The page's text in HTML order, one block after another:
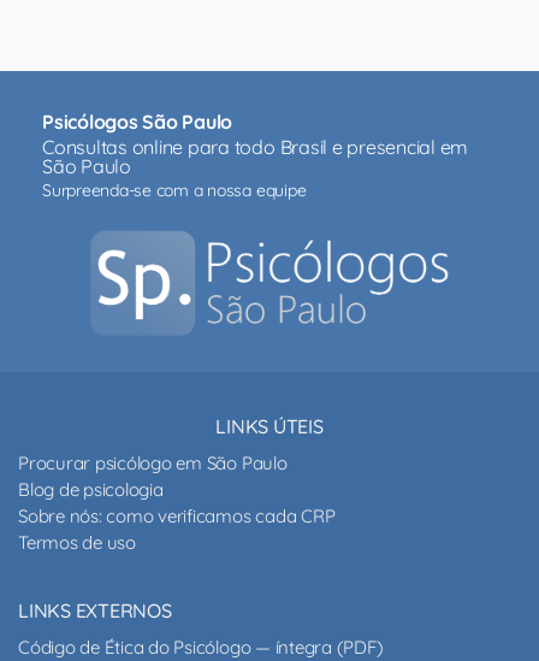
Psicólogos São Paulo
Consultas online para todo Brasil e presencial em
São Paulo
Surpreenda-se com a nossa equipe
LINKS ÚTEIS
Procurar psicólogo em São Paulo
Blog de psicologia
Sobre nós: como verificamos cada CRP
Termos de uso
LINKS EXTERNOS
Código de Ética do Psicólogo — íntegra (PDF)